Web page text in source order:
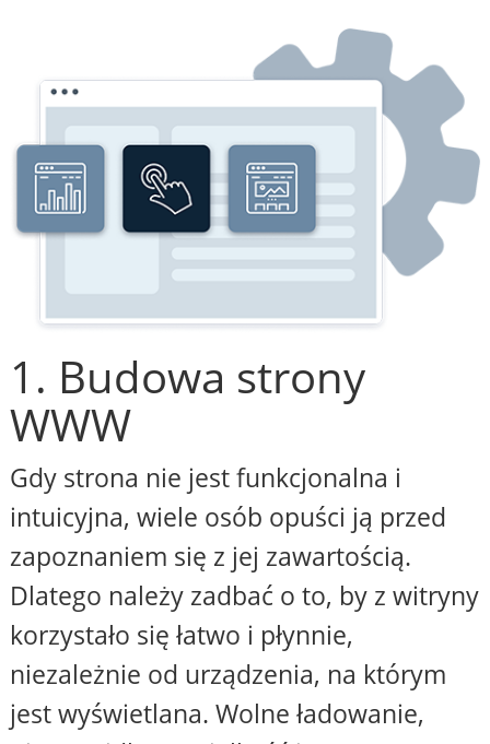
1. Budowa strony
WWW
Gdy strona nie jest funkcjonalna i
intuicyjna, wiele osób opuści ją przed
zapoznaniem się z jej zawartością.
Dlatego należy zadbać o to, by z witryny
korzystało się łatwo i płynnie,
niezależnie od urządzenia, na którym
jest wyświetlana. Wolne ładowanie,